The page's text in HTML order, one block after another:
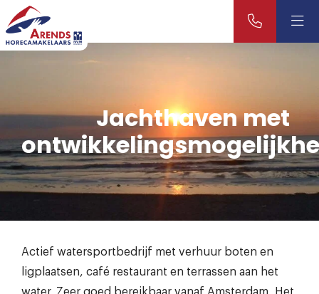
Jachthaven met
Actief watersportbedrijf met verhuur boten en
ligplaatsen, café restaurant en terrassen aan het